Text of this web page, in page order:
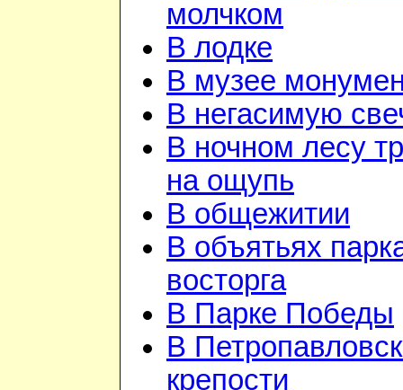
молчком
В лодке
В музее
В негасимую
В ночном лесу
на ощупь
В общежитии
В объятьях
восторга
В Парке Победы
В
крепости